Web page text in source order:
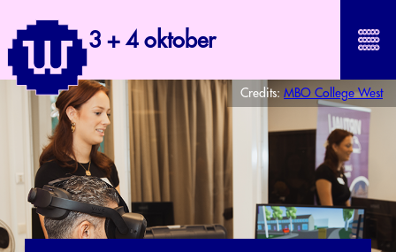
3 + 4 oktober
Credits: MBO College West